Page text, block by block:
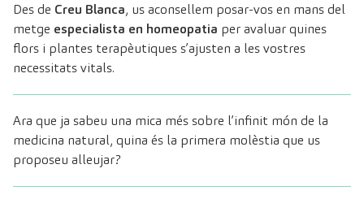
Des de Creu Blanca, us aconsellem posar-vos en mans del
metge especialista en homeopatia per avaluar quines
flors i plantes terapèutiques s’ajusten a les vostres
necessitats vitals.
Ara que ja sabeu una mica més sobre l’infinit món de la
medicina natural, quina és la primera molèstia que us
proposeu alleujar?